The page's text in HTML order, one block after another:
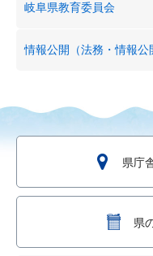
岐阜県教育委員会
情報公開（法務・情報公
県庁
県